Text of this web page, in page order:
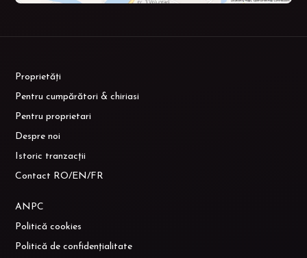
Proprietăți
Pentru cumpărători & chiriasi
Pentru proprietari
Despre noi
Istoric tranzacții
Contact RO/EN/FR
ANPC
Politică cookies
Politică de confidențialitate